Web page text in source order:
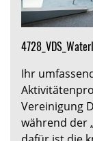
Ihr
Vereinigung
während der